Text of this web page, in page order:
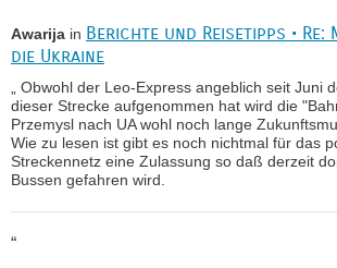
Awarija in Berichte und Reisetipps • Re:
die Ukraine
„ Obwohl der Leo-Express angeblich seit Juni
dieser Strecke aufgenommen hat wird die
Przemysl nach UA wohl noch lange
Wie zu lesen ist gibt es noch nichtmal für das
Streckennetz eine Zulassung so daß derzeit
Bussen gefahren wird.
“